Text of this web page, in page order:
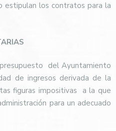
estipulan los contratos para la
del Ayuntamiento
de ingresos derivada de la
figuras impositivas
a la que
para un adecuado